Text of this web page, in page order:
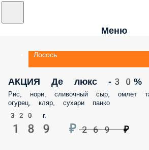
Меню
Лосось
АКЦИЯ Де люкс -30%
Рис, нори, сливочный сыр, омлет
огурец, кляр, сухари панко
320 г.
189 ₽ 269 ₽